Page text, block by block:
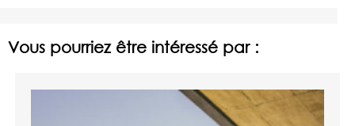
Vous pourriez être intéressé par :